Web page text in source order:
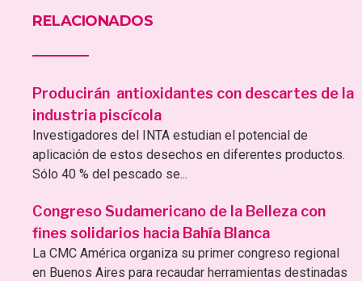
RELACIONADOS
Producirán antioxidantes con descartes de la
industria piscícola
Investigadores del INTA estudian el potencial de
aplicación de estos desechos en diferentes productos.
Sólo 40 % del pescado se...
Congreso Sudamericano de la Belleza con
fines solidarios hacia Bahía Blanca
La CMC América organiza su primer congreso regional
en Buenos Aires para recaudar herramientas destinadas